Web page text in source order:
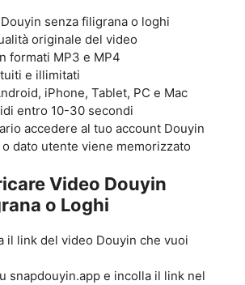
senza filigrana o loghi
originale del video
formati MP3 e MP4
e illimitati
iPhone, Tablet, PC e Mac
entro 10-30 secondi
accedere al tuo account Douyin
dato utente viene memorizzato
Video Douyin
o Loghi
il link del video Douyin che vuoi
snapdouyin.app e incolla il link nel